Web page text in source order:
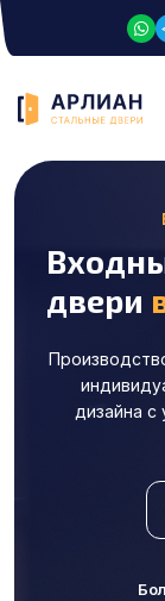
двери
дизайна